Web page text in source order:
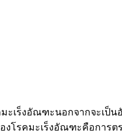
เร็งอัณฑะนอกจากจะเป็
โรคมะเร็งอัณฑะคือการ